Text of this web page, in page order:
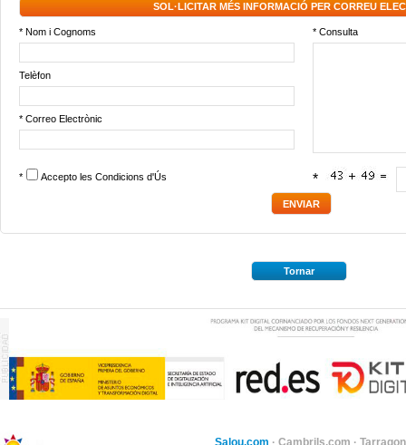
SOL·LICITAR MÉS INFORMACIÓ PER CORREU
* Nom i Cognoms * Consulta
Telèfon
* Correo Electrònic
* Accepto les Condicions d'Ús *
Tornar
Salou.com · Cambrils.com ·